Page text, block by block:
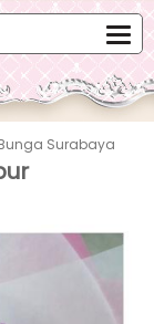
Surabaya